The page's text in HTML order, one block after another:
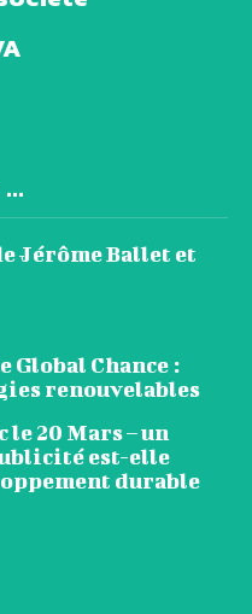
Jérôme Ballet et
Global Chance :
renouvelables
20 Mars – un
est-elle
durable